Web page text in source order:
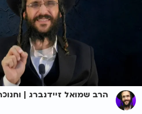
הרב שמואל זיידנברג |